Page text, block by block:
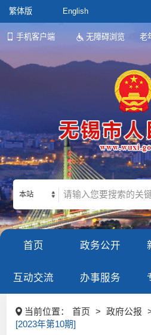
繁体版 English
手机客户端 无障碍浏览 老
本站
首页 政务公开
互动交流 办事服务
当前位置： 首页 > 政府公报
[2023年第10期]